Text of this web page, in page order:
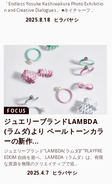
「Endless Yosuke Kashiwakura Photo Exhibitio
n and Creative Dialogues」 ■ネイチャーフ...
2025.8.18 ヒラバヤシ
FOCUS
ジュエリーブランドLAMBDA
(ラムダ)より ペールトーンカラ
ーの新作...
ジュエリーブランド“LAMBDA( ラムダ))” “PLAYFRE
EDOM 自由を遊べ。 LAMBDA（ラムダ）は、有限
な資源を無限のクリエイティブで追...
2025.4.7 ヒラバヤシ